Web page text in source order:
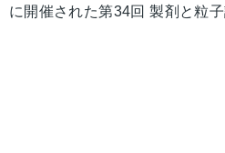
開催された第34回 製剤と粒